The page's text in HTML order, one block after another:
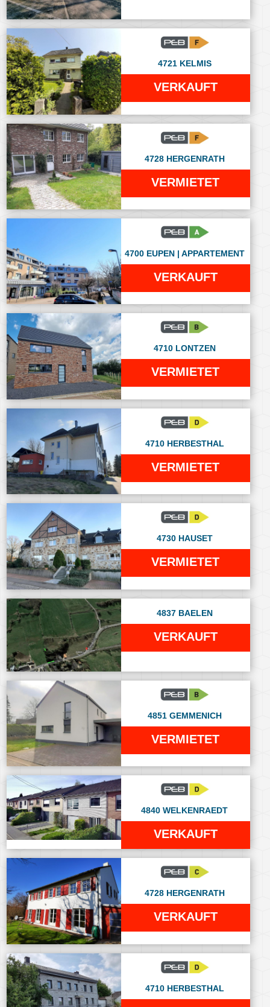
4721 KELMIS
VERKAUFT
4728 HERGENRATH
VERMIETET
4700 EUPEN | APPARTEMENT
VERKAUFT
4710 LONTZEN
VERMIETET
4710 HERBESTHAL
VERMIETET
4730 HAUSET
VERMIETET
4837 BAELEN
VERKAUFT
4851 GEMMENICH
VERMIETET
4840 WELKENRAEDT
VERKAUFT
4728 HERGENRATH
VERKAUFT
4710 HERBESTHAL